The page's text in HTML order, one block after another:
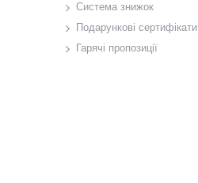
Система знижок
Подарункові сертифікати
Гарячі пропозиції